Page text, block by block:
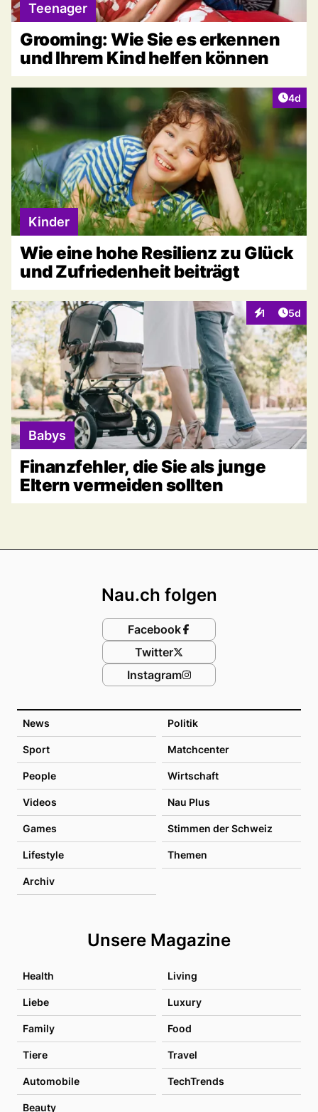
Teenager
Grooming: Wie Sie es erkennen
und Ihrem Kind helfen können
4d
Kinder
Wie eine hohe Resilienz zu Glück
und Zufriedenheit beiträgt
1
Interaktionen
5d
Babys
Finanzfehler, die Sie als junge
Eltern vermeiden sollten
News Politik
Sport Matchcenter
People Wirtschaft
Videos Nau Plus
Games Stimmen der Schweiz
Lifestyle Themen
Archiv
Unsere Magazine
Health Living
Liebe Luxury
Family Food
Tiere Travel
Automobile TechTrends
Beauty
Nau.ch folgen
Facebook
Twitter
Instagram